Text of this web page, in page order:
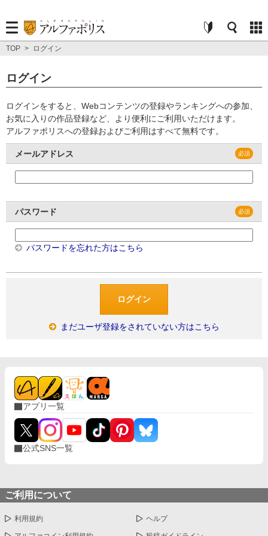
TOP > ログイン
ログイン
ログインをすると、Webコンテンツの登録やランキングへの参加、
お気に入りの作品登録など、より便利にご利用いただけます。
アルファポリスへの登録およびご利用はすべて無料です。
メールアドレス
パスワード
パスワードを忘れた方はこちら
まだユーザ登録をされていない方はこちら
アプリ一覧
公式SNS一覧
ご利用について
利用規約 ヘルプ